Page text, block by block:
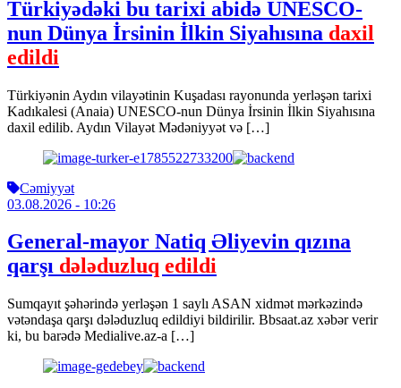
Türkiyədəki bu tarixi abidə UNESCO-
nun Dünya İrsinin İlkin Siyahısına daxil
edildi
Türkiyənin Aydın vilayətinin Kuşadası rayonunda yerləşən tarixi
Kadıkalesi (Anaia) UNESCO-nun Dünya İrsinin İlkin Siyahısına
daxil edilib. Aydın Vilayət Mədəniyyət və […]
Cəmiyyət
03.08.2026 - 10:26
General-mayor Natiq Əliyevin qızına
qarşı dələduzluq edildi
Sumqayıt şəhərində yerləşən 1 saylı ASAN xidmət mərkəzində
vətəndaşa qarşı dələduzluq edildiyi bildirilir. Bbsaat.az xəbər verir
ki, bu barədə Medialive.az-a […]